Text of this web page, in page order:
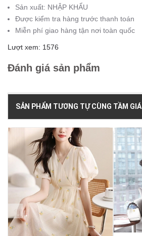
Sản xuất: NHẬP KHẨU
Được kiểm tra hàng trước thanh toán
Miễn phí giao hàng tận nơi toàn quốc
Lượt xem: 1576
Đánh giá sản phẩm
SẢN PHẨM TƯƠNG TỰ CÙNG TẦM GIÁ